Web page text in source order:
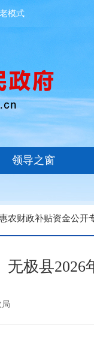
模式
农财政补贴资金公开
无极县2026